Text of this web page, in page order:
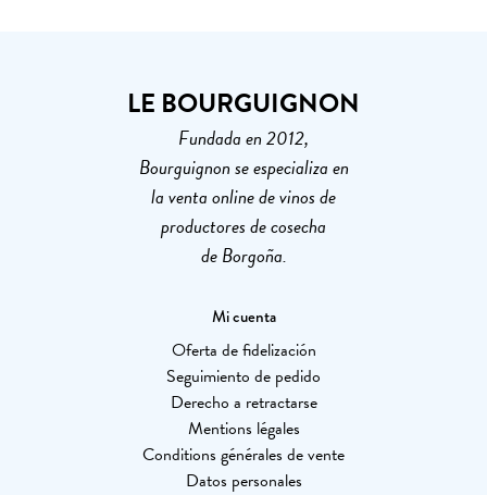
LE BOURGUIGNON
Fundada en 2012,
Bourguignon se especializa en
la venta online de vinos de
productores de cosecha
de Borgoña.
Mi cuenta
Oferta de fidelización
Seguimiento de pedido
Derecho a retractarse
Mentions légales
Conditions générales de vente
Datos personales